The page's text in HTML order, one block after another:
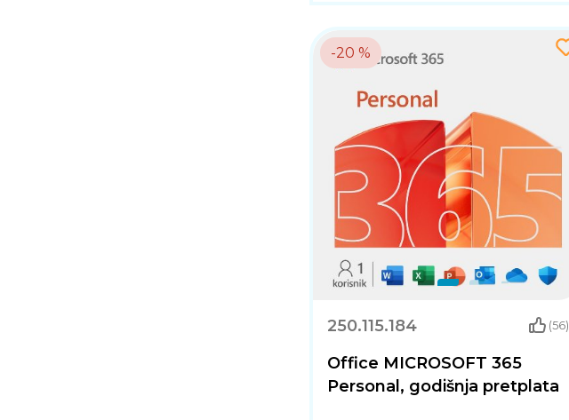
-20 %
250.115.184 (56)
Office MICROSOFT 365
Personal, godišnja pretplata